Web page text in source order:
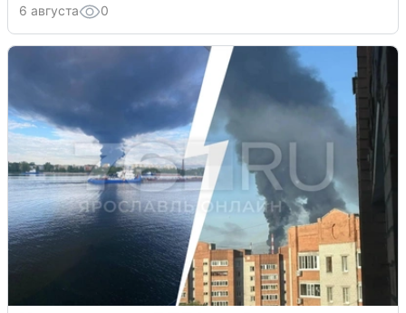
6 августа 0